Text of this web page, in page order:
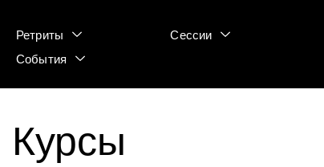
Ретриты Сессии
События
Курсы